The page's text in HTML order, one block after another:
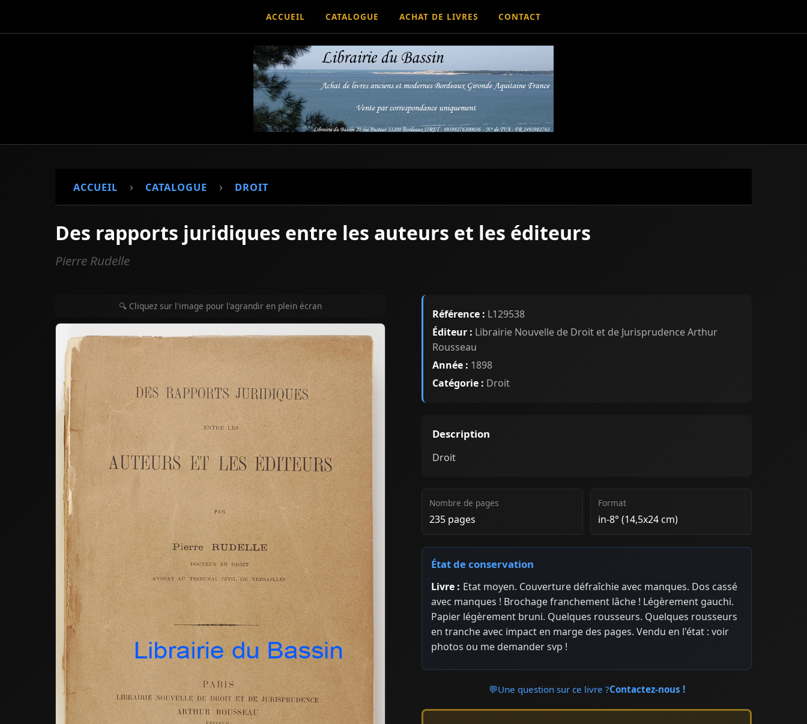
ACCUEIL CATALOGUE ACHAT DE LIVRES CONTACT
ACCUEIL › CATALOGUE › DROIT
Des rapports juridiques entre les auteurs et les éditeurs
Pierre Rudelle
🔍 Cliquez sur l'image pour l'agrandir en plein écran
Référence : L129538
Éditeur : Librairie Nouvelle de Droit et de Jurisprudence Arthur
Rousseau
Année : 1898
Catégorie : Droit
Description
Droit
Nombre de pages
235 pages
Format
in-8° (14,5x24 cm)
État de conservation
Livre : Etat moyen. Couverture défraîchie avec manques. Dos cassé
avec manques ! Brochage franchement lâche ! Légèrement gauchi.
Papier légèrement bruni. Quelques rousseurs. Quelques rousseurs
en tranche avec impact en marge des pages. Vendu en l'état : voir
photos ou me demander svp !
💬Une question sur ce livre ?Contactez-nous !